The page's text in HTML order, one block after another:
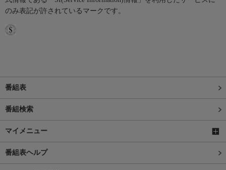
のみ表記が許されているマークです。
番組表
番組検索
マイメニュー
番組表ヘルプ